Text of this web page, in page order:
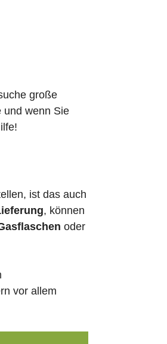
große
und wenn Sie
ist das auch
, können
oder
vor allem